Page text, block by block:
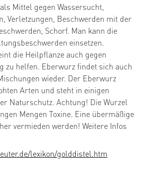
Mittel gegen Wassersucht,
Verletzungen, Beschwerden mit der
Schorf. Man kann die
einsetzen.
die Heilpflanze auch gegen
zu helfen. Eberwurz findet sich auch
wieder. Der Eberwurz
Arten und steht in einigen
Naturschutz. Achtung! Die Wurzel
Mengen Toxine. Eine übermäßige
vermieden werden! Weitere Infos
lexikon/golddistel.htm